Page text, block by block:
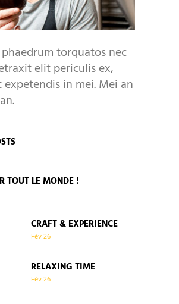
torquatos nec
elit periculis ex,
in mei. Mei an
TOUT LE MONDE !
CRAFT & EXPERIENCE
Fév26
RELAXING TIME
Fév26